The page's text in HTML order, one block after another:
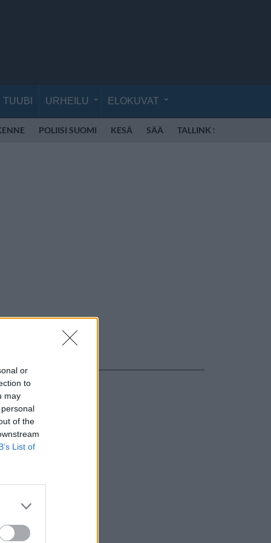
or
to
may
of the
List of
TUUBI URHEILU ELOKUVAT
POLIISI SUOMI KESÄ SÄÄ TALLINK SILJA